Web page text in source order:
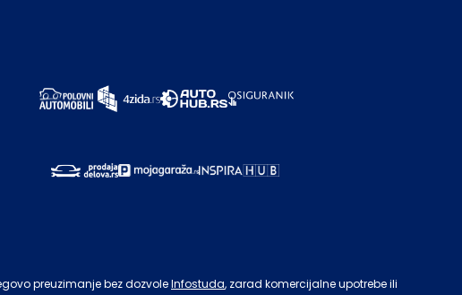
preuzimanje bez dozvoleInfostuda, zarad komercijalne upotrebe ili